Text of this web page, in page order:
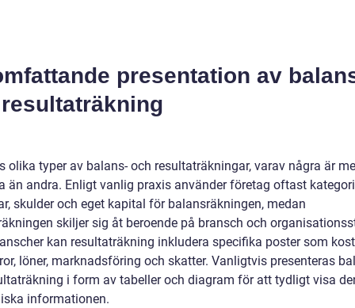
presentation av
olika typer av balans- och resultaträkningar, varav några är
än andra. Enligt vanlig praxis använder företag oftast
skulder och eget kapital för balansräkningen, medan
skiljer sig åt beroende på bransch och
kan resultaträkning inkludera specifika poster som
löner, marknadsföring och skatter. Vanligtvis presenteras
i form av tabeller och diagram för att tydligt visa
informationen.